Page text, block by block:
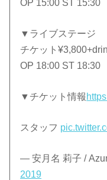
OP 15:00 ST 15:30
▼ライブステージ
チケット
OP 18:00 ST 18:30
▼チケット情報
スタッフ
— 安月名 莉子 /
2019